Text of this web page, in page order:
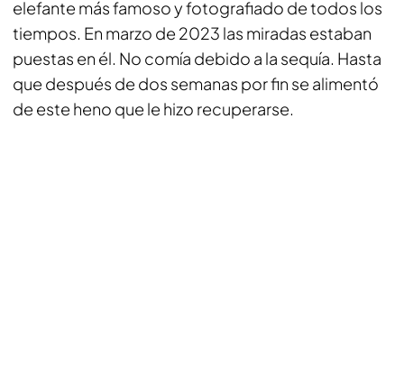
elefante más famoso y fotografiado de todos los
tiempos. En marzo de 2023 las miradas estaban
puestas en él. No comía debido a la sequía. Hasta
que después de dos semanas por fin se alimentó
de este heno que le hizo recuperarse.